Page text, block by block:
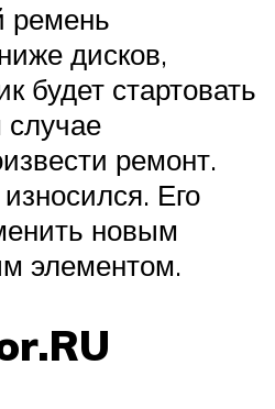
ремень
дисков,
будет стартовать
ремонт.
Его
новым
элементом.